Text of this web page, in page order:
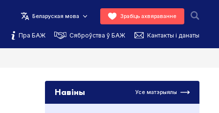
Беларуская мова Зрабіць ахвяраванне
Пра БАЖ Сяброўства ў БАЖ Кантакты і данаты
Навіны Усе матэрыялы